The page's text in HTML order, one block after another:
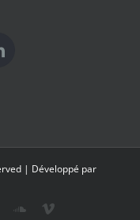
| Développé par
SoundCloud
Vimeo